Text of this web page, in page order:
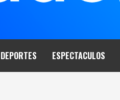
DEPORTES ESPECTACULOS